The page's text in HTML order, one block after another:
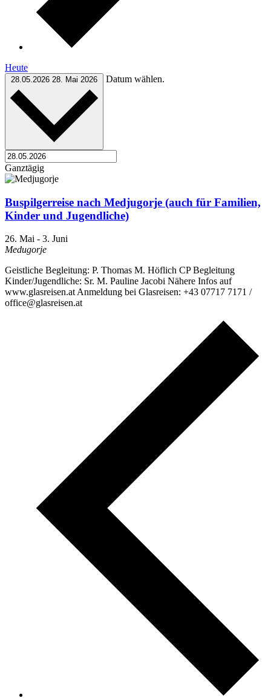
Heute
28.05.2026 28. Mai 2026 Datum wählen.
Ganztägig
Buspilgerreise nach Medjugorje (auch für Familien,
Kinder und Jugendliche)
26. Mai - 3. Juni
Medugorje
Geistliche Begleitung: P. Thomas M. Höflich CP Begleitung
Kinder/Jugendliche: Sr. M. Pauline Jacobi Nähere Infos auf
www.glasreisen.at Anmeldung bei Glasreisen: +43 07717 7171 /
office@glasreisen.at